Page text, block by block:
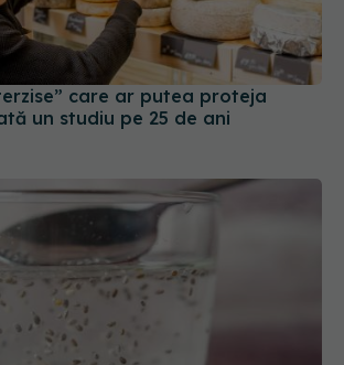
care ar putea proteja
un studiu pe 25 de ani
cu oțet și chia pe stomacul gol.